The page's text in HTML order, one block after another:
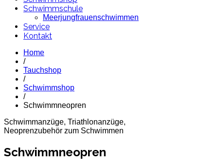
Schwimmschule
Meerjungfrauenschwimmen
Service
Kontakt
Home
/
Tauchshop
/
Schwimmshop
/
Schwimmneopren
Schwimmanzüge, Triathlonanzüge,
Neoprenzubehör zum Schwimmen
Schwimmneopren